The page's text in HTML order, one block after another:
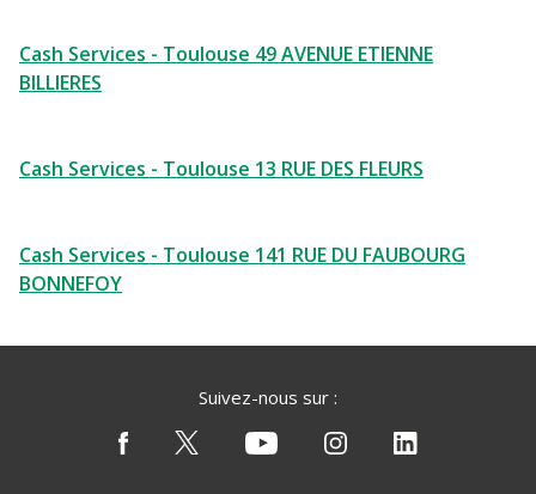
Cash Services - Toulouse 49 AVENUE ETIENNE
BILLIERES
Cash Services - Toulouse 13 RUE DES FLEURS
Cash Services - Toulouse 141 RUE DU FAUBOURG
BONNEFOY
Suivez-nous sur :